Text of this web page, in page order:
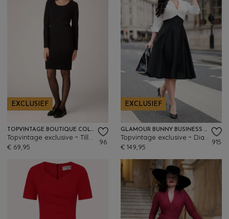
EXCLUSIEF
TOPVINTAGE BOUTIQUE COLLECTION
€ 69,95
96
EXCLUSIEF
GLAMOUR BUNNY BUSINESS BABE
€ 149,95
915